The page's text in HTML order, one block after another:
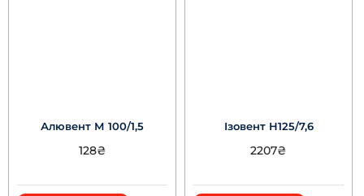
Алювент М 100/1,5
128₴
Ізовент Н125/7,6
2207₴